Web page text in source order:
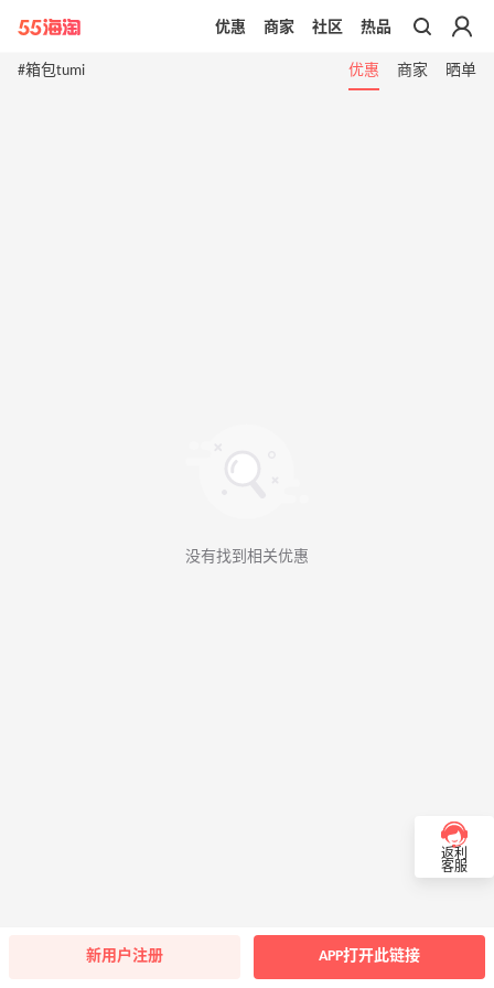
带你去官网买正品
优惠 商家 社区 热品
#箱包tumi 优惠 商家 晒单
没有找到相关优惠
返利
客服
新用户注册 APP打开此链接